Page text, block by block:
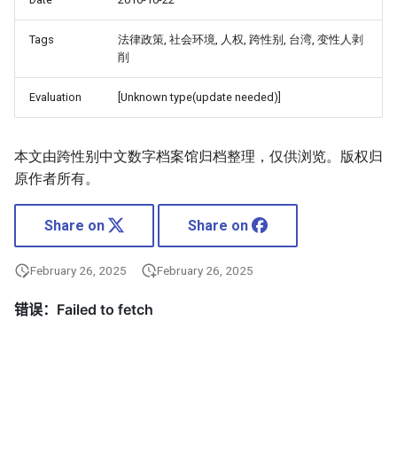
Tags
法律政策, 社会环境, 人权, 跨性别, 台湾, 变性人剥
削
Evaluation [Unknown type(update needed)]
本文由跨性别中文数字档案馆归档整理，仅供浏览。版权归
原作者所有。
Share on Share on
February 26, 2025 February 26, 2025